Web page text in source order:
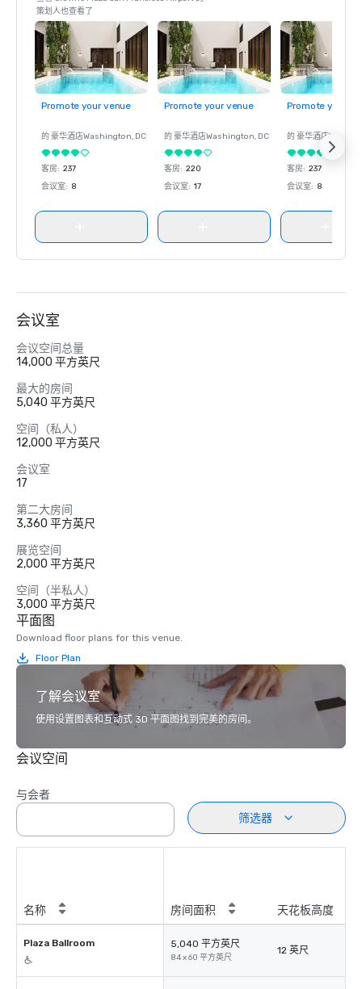
策划人也查看了
Promote your venue
的 豪华酒店Washington, DC
客房: 237
会议室: 8
Promote your venue
的 豪华酒店Washington, DC
客房: 220
会议室: 17
Promote your
的 豪华酒店
客房: 237
会议室: 8
会议室
会议空间总量
14,000 平方英尺
最大的房间
5,040 平方英尺
空间（私人）
12,000 平方英尺
会议室
17
第二大房间
3,360 平方英尺
展览空间
2,000 平方英尺
空间（半私人）
3,000 平方英尺
平面图
Download floor plans for this venue.
Floor Plan
了解会议室
使用设置图表和互动式 3D 平面图找到完美的房间。
会议空间
与会者
筛选器
名称 房间面积 天花板高度
Plaza Ballroom 5,040 平方英尺
84 x 60 平方英尺
12 英尺